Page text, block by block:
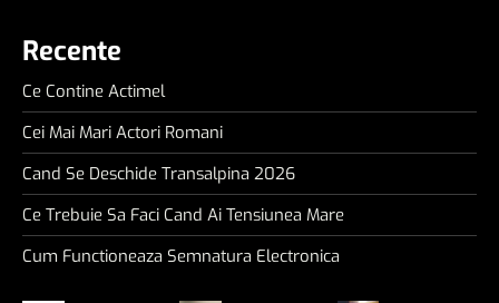
Recente
Ce Contine Actimel
Cei Mai Mari Actori Romani
Cand Se Deschide Transalpina 2026
Ce Trebuie Sa Faci Cand Ai Tensiunea Mare
Cum Functioneaza Semnatura Electronica